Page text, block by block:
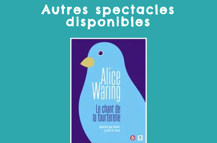
Autres spectacles
disponibles